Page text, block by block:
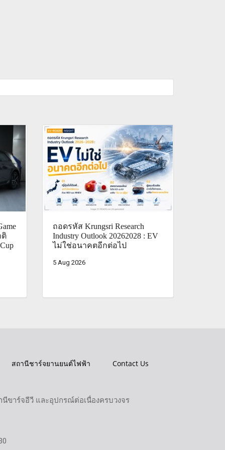
ติ
ถอดรหัส Krungsri Research
Industry Outlook 20262028 : EV
ไม่ใช่อนาคตอีกต่อไป
5 Aug 2026
สถานีชาร์จยานยนต์ไฟฟ้า
Contact Us
ขาร์จอีวี และอุปกรณ์ต่อเนื่องครบวงจร